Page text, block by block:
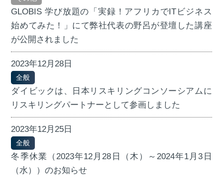
GLOBIS 学び放題の「実録！アフリカでITビジネス
始めてみた！」にて弊社代表の野呂が登壇した講座
が公開されました
2023年12月28日
全般
ダイビックは、日本リスキリングコンソーシアムに
リスキリングパートナーとして参画しました
2023年12月25日
全般
冬季休業（2023年12月28日（木）～2024年1月3日
（水））のお知らせ